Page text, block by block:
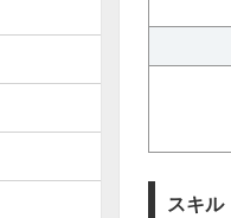
スキル